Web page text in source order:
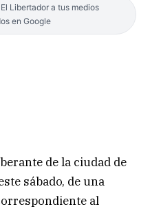
Libertador a tus medios
en Google
de la ciudad de
sábado, de una
al